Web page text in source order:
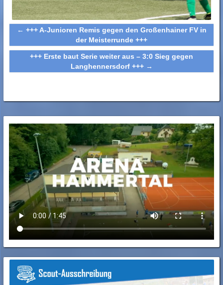
← +++ A-Junioren Remis gegen den Großenhainer FV in
der Meisterrunde +++
+++ Erste baut Serie weiter aus – 3:0 Sieg gegen
Langhennersdorf +++ →